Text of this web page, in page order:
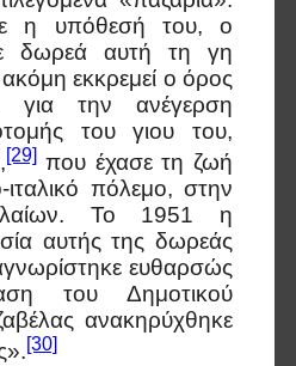
η υπόθεσή του, ο
δωρεά αυτή τη γη
εκκρεμεί ο όρος
για την ανέγερση
του γιου του,
[29]που έχασε τη ζωή
πόλεμο, στην
Το 1951 η
αυτής της δωρεάς
ευθαρσώς
του Δημοτικού
ανακηρύχθηκε
[30]